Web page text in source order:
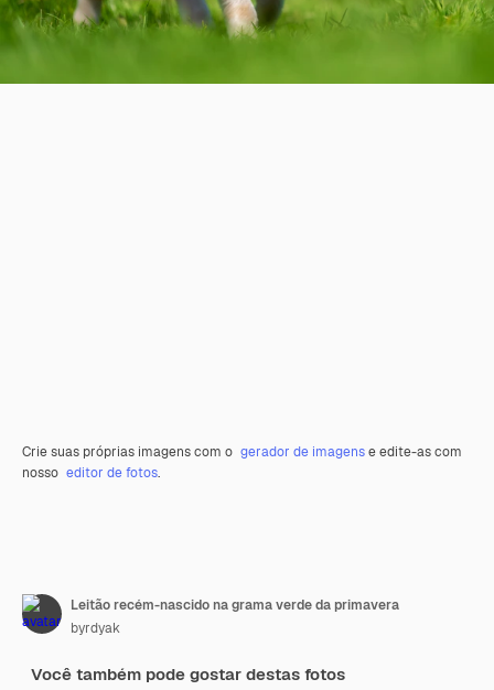
Crie suas próprias imagens com o gerador de imagense edite-as com
nosso editor de fotos.
Leitão recém-nascido na grama verde da primavera
byrdyak
Você também pode gostar destas fotos